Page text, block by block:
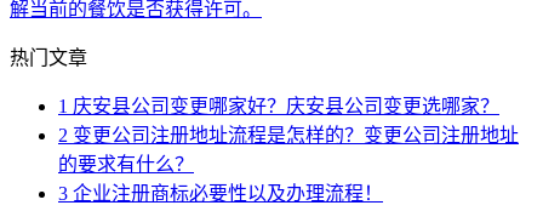
解当前的餐饮是否获得许可。
热门文章
1 庆安县公司变更哪家好？庆安县公司变更选哪家？
2 变更公司注册地址流程是怎样的？变更公司注册地址
的要求有什么？
3 企业注册商标必要性以及办理流程！